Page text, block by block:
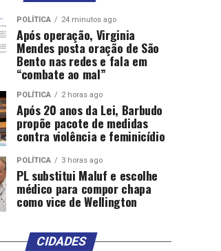
POLÍTICA 24 minutos ago
Após operação, Virginia
Mendes posta oração de São
Bento nas redes e fala em
“combate ao mal”
POLÍTICA 2 horas ago
Após 20 anos da Lei, Barbudo
propõe pacote de medidas
contra violência e feminicídio
POLÍTICA 3 horas ago
PL substitui Maluf e escolhe
médico para compor chapa
como vice de Wellington
CIDADES